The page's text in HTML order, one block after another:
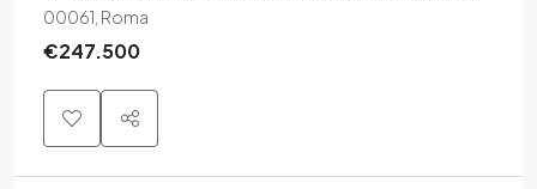
00061, Roma
€247.500